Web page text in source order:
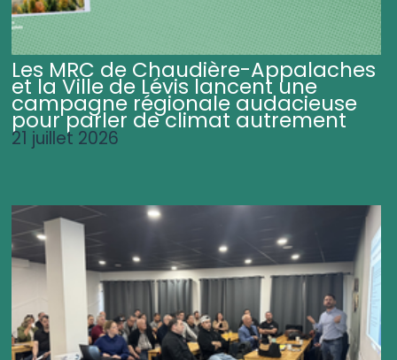
Les MRC de Chaudière-Appalaches
et la Ville de Lévis lancent une
campagne régionale audacieuse
pour parler de climat autrement
21 juillet 2026